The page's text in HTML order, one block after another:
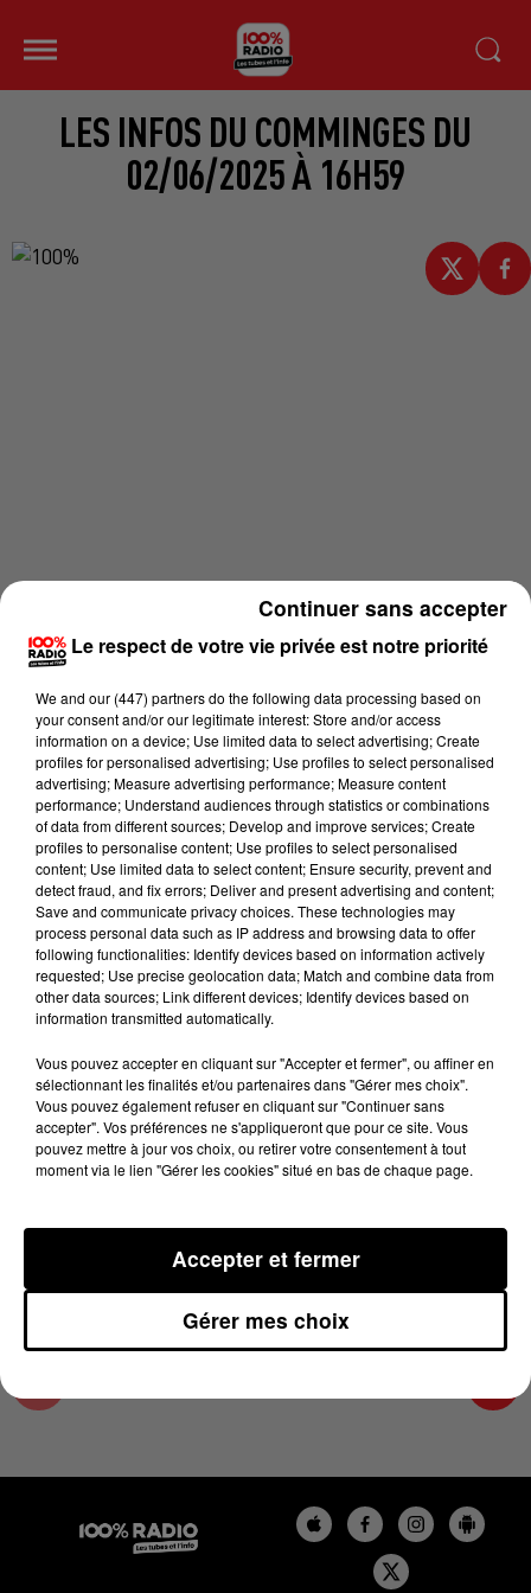
LES INFOS DU COMMINGES DU
02/06/2025 À 16H59
Lecture (3 min 57 sec)
100%
100% Radio les infos du Comminges
2 juin 2025 - 3 min 57 sec
LES INFOS DU COMMINGES DU 02/06/2025 À
16H59
Podcast infos du Comminges
Le respect de votre vie privée est notre priorité
We and our (447) partnersdo the following data processing based on
your consent and/or our legitimate interest: Store and/or access
information on a device; Use limited data to select advertising; Create
profiles for personalised advertising; Use profiles to select personalised
advertising; Measure advertising performance; Measure content
performance; Understand audiences through statistics or combinations
of data from different sources; Develop and improve services; Create
profiles to personalise content; Use profiles to select personalised
content; Use limited data to select content; Ensure security, prevent and
detect fraud, and fix errors; Deliver and present advertising and content;
Save and communicate privacy choices. These technologies may
process personal data such as IP address and browsing data to offer
following functionalities: Identify devices based on information actively
requested; Use precise geolocation data; Match and combine data from
other data sources; Link different devices; Identify devices based on
information transmitted automatically.
Vous pouvez accepter en cliquant sur "Accepter et fermer", ou affiner en
sélectionnant les finalités et/ou partenaires dans "Gérer mes choix".
Vous pouvez également refuser en cliquant sur "Continuer sans
accepter". Vos préférences ne s'appliqueront que pour ce site. Vous
pouvez mettre à jour vos choix, ou retirer votre consentement à tout
moment via le lien "Gérer les cookies" situé en bas de chaque page.
Gérer mes choix
Accepter et fermer
Continuer sans accepter